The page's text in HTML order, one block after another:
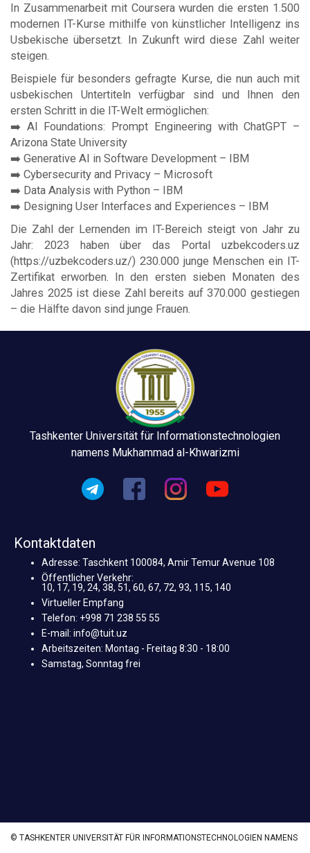
In Zusammenarbeit mit Coursera wurden die ersten 1.500
modernen IT-Kurse mithilfe von künstlicher Intelligenz ins
Usbekische übersetzt. In Zukunft wird diese Zahl weiter
steigen.
Beispiele für besonders gefragte Kurse, die nun auch mit
usbekischen Untertiteln verfügbar sind und Ihnen den
ersten Schritt in die IT-Welt ermöglichen:
➡️ AI Foundations: Prompt Engineering with ChatGPT –
Arizona State University
➡️ Generative AI in Software Development – IBM
➡️ Cybersecurity and Privacy – Microsoft
➡️ Data Analysis with Python – IBM
➡️ Designing User Interfaces and Experiences – IBM
Die Zahl der Lernenden im IT-Bereich steigt von Jahr zu
Jahr: 2023 haben über das Portal uzbekcoders.uz
(https://uzbekcoders.uz/) 230.000 junge Menschen ein IT-
Zertifikat erworben. In den ersten sieben Monaten des
Jahres 2025 ist diese Zahl bereits auf 370.000 gestiegen
– die Hälfte davon sind junge Frauen.
Tashkenter Universität für Informationstechnologien
namens Mukhammad al-Khwarizmi
Kontaktdaten
Adresse: Taschkent 100084, Amir Temur Avenue 108
Öffentlicher Verkehr:
10, 17, 19, 24, 38, 51, 60, 67, 72, 93, 115, 140
Virtueller Empfang
Telefon: +998 71 238 55 55
E-mail: info@tuit.uz
Arbeitszeiten: Montag - Freitag 8:30 - 18:00
Samstag, Sonntag frei
© TASHKENTER UNIVERSITÄT FÜR INFORMATIONSTECHNOLOGIEN NAMENS